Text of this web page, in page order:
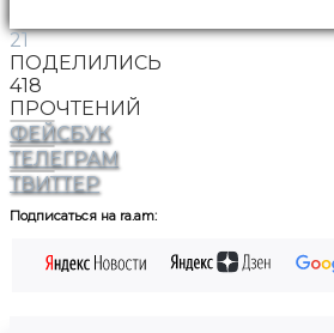
21
ПОДЕЛИЛИСЬ
418
ПРОЧТЕНИЙ
ФЕЙСБУК
ТЕЛЕГРАМ
ТВИТТЕР
Подписаться на ra.am: